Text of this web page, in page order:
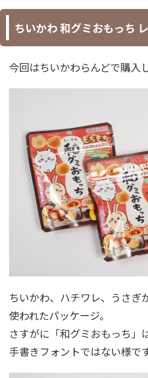
ちいかわ 和グミおもっち
今回はちいかわらんどで購入
ちいかわ、ハチワレ、うさぎ
使われたパッケージ。
さすがに「和グミおもっち」
手書きフォントではない様です